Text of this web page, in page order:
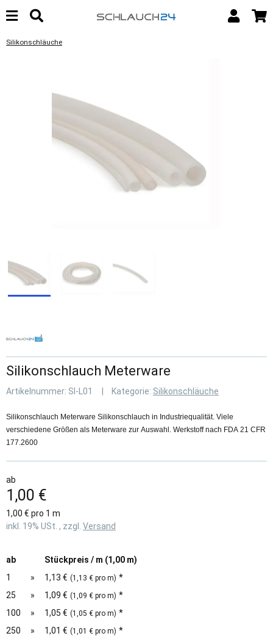
Silikonschläuche
Silikonschlauch Meterware
Artikelnummer: SI-L01 Kategorie: Silikonschläuche
Silikonschlauch Meterware Silikonschlauch in Industriequalität. Viele
verschiedene Größen als Meterware zur Auswahl. Werkstoff nach FDA 21 CFR
177.2600
ab
1,00 €
1,00 € pro 1 m
inkl. 19% USt. , zzgl. Versand
ab
Stückpreis / m (1,00 m)
1
» 1,13 € (1,13 € pro m) *
25
» 1,09 € (1,09 € pro m) *
100
» 1,05 € (1,05 € pro m) *
250
» 1,01 € (1,01 € pro m) *